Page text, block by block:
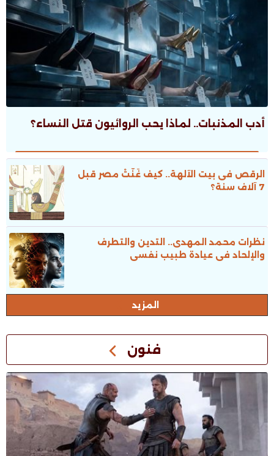
أدب المذنبات.. لماذا يحب الروائيون قتل النساء؟
الرقص فى بيت الآلهة.. كيف غَنَّتْ مصر قبل
7 آلاف سنة؟
نظرات محمد المهدى.. التدين والتطرف
والإلحاد فى عيادة طبيب نفسى
المزيد
فنون